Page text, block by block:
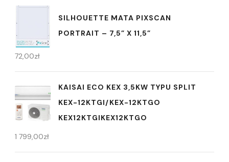
SILHOUETTE MATA PIXSCAN
PORTRAIT – 7,5” X 11,5”
72,00zł
KAISAI ECO KEX 3,5KW TYPU SPLIT
KEX-12KTGI/KEX-12KTGO
KEX12KTGIKEX12KTGO
1 799,00zł